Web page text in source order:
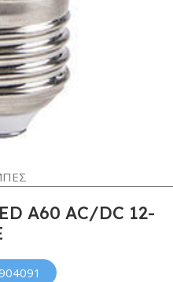
A60 AC/DC 12-